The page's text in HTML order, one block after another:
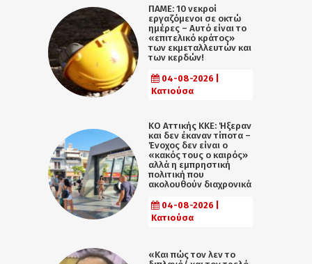
ΠΑΜΕ: 10 νεκροί
εργαζόμενοι σε οκτώ
ημέρες – Αυτό είναι το
«επιτελικό κράτος»
των εκμεταλλευτών και
των κερδών!
04-08-2026 |
Κατιούσα
KO Αττικής ΚΚΕ: Ήξεραν
και δεν έκαναν τίποτα –
Ένοχος δεν είναι ο
«κακός τους ο καιρός»
αλλά η εµπρηστική
πολιτική που
ακολουθούν διαχρονικά
04-08-2026 |
Κατιούσα
«Και πώς τον λεν το